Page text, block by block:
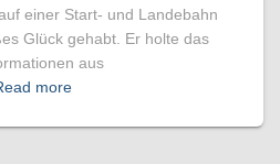
einer Start- und Landebahn
Glück gehabt. Er holte das
aus
more